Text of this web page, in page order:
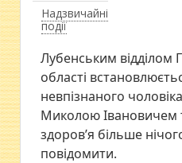
Надзвичайні
події
Лубенським відділом
області
невпізнаного
Миколою Івановичем
здоров’я більше
повідомити.